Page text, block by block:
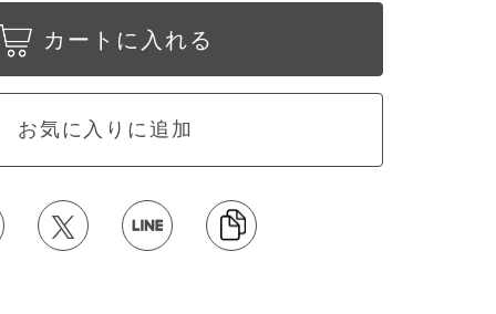
カートに入れる
お気に入りに追加